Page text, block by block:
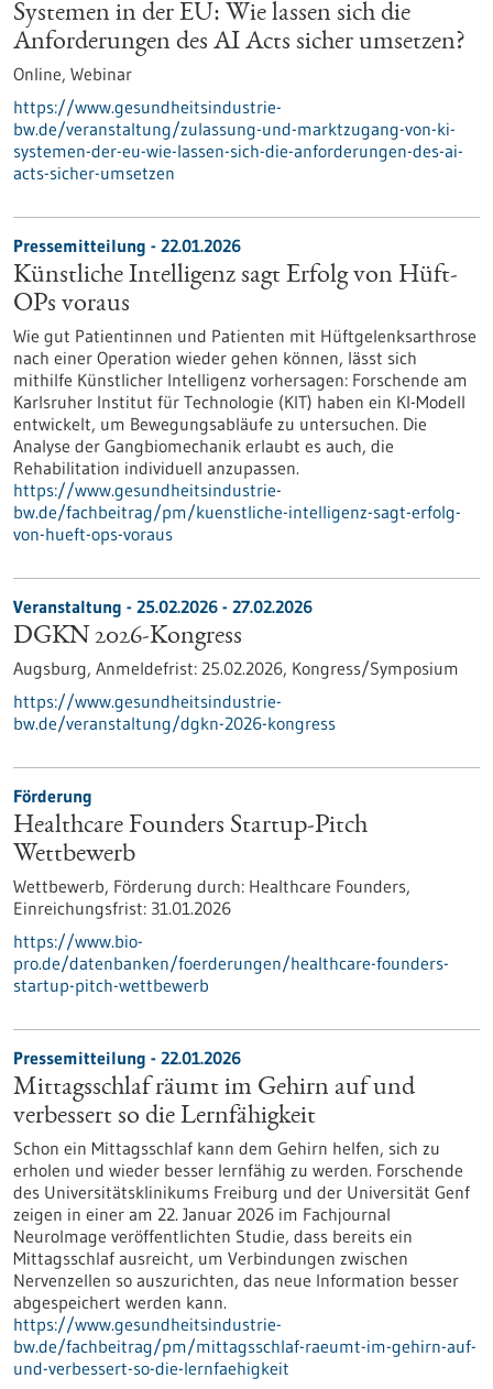
Systemen in der EU: Wie lassen sich die
Anforderungen des AI Acts sicher umsetzen?
Online, Webinar
https://www.gesundheitsindustrie-
bw.de/veranstaltung/zulassung-und-marktzugang-von-ki-
systemen-der-eu-wie-lassen-sich-die-anforderungen-des-ai-
acts-sicher-umsetzen
Pressemitteilung - 22.01.2026
Künstliche Intelligenz sagt Erfolg von Hüft-
OPs voraus
Wie gut Patientinnen und Patienten mit Hüftgelenksarthrose
nach einer Operation wieder gehen können, lässt sich
mithilfe Künstlicher Intelligenz vorhersagen: Forschende am
Karlsruher Institut für Technologie (KIT) haben ein KI-Modell
entwickelt, um Bewegungsabläufe zu untersuchen. Die
Analyse der Gangbiomechanik erlaubt es auch, die
Rehabilitation individuell anzupassen.
https://www.gesundheitsindustrie-
bw.de/fachbeitrag/pm/kuenstliche-intelligenz-sagt-erfolg-
von-hueft-ops-voraus
Veranstaltung - 25.02.2026 - 27.02.2026
DGKN 2026-Kongress
Augsburg, Anmeldefrist: 25.02.2026, Kongress/Symposium
https://www.gesundheitsindustrie-
bw.de/veranstaltung/dgkn-2026-kongress
Förderung
Healthcare Founders Startup-Pitch
Wettbewerb
Wettbewerb, Förderung durch: Healthcare Founders,
Einreichungsfrist: 31.01.2026
https://www.bio-
pro.de/datenbanken/foerderungen/healthcare-founders-
startup-pitch-wettbewerb
Pressemitteilung - 22.01.2026
Mittagsschlaf räumt im Gehirn auf und
verbessert so die Lernfähigkeit
Schon ein Mittagsschlaf kann dem Gehirn helfen, sich zu
erholen und wieder besser lernfähig zu werden. Forschende
des Universitätsklinikums Freiburg und der Universität Genf
zeigen in einer am 22. Januar 2026 im Fachjournal
NeuroImage veröffentlichten Studie, dass bereits ein
Mittagsschlaf ausreicht, um Verbindungen zwischen
Nervenzellen so auszurichten, das neue Information besser
abgespeichert werden kann.
https://www.gesundheitsindustrie-
bw.de/fachbeitrag/pm/mittagsschlaf-raeumt-im-gehirn-auf-
und-verbessert-so-die-lernfaehigkeit